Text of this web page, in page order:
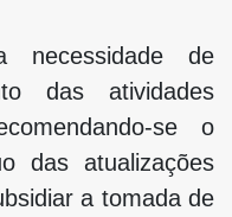
necessidade de
das atividades
se o
das atualizações
a tomada de